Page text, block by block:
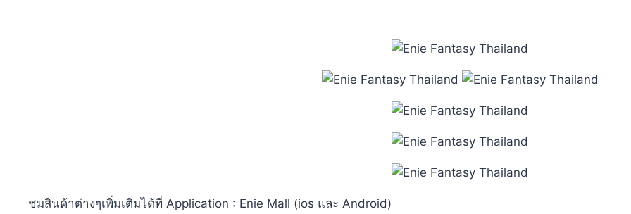
ชมสินค้าต่างๆเพิ่มเติมได้ที่ Application : Enie Mall (ios และ Android)